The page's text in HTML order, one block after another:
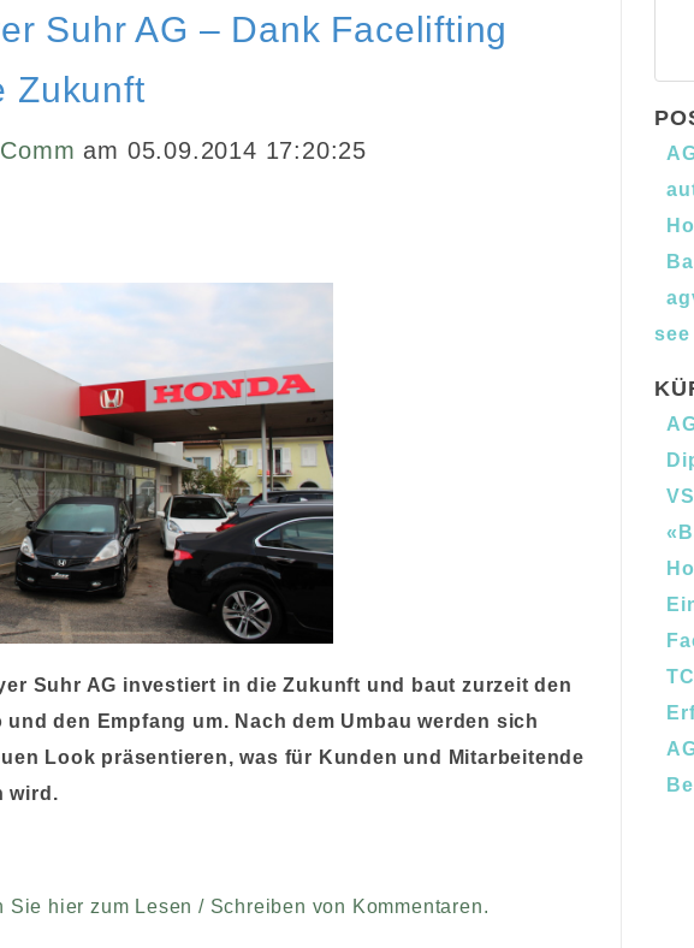
Suhr AG – Dank Facelifting
Zukunft
am 05.09.2014 17:20:25
Suhr AG investiert in die Zukunft und baut zurzeit den
den Empfang um. Nach dem Umbau werden sich
Look präsentieren, was für Kunden und Mitarbeitende
wird.
Sie hier zum Lesen / Schreiben von Kommentaren.
see